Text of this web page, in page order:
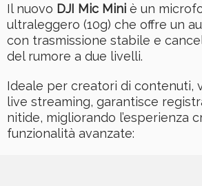
Il nuovo DJI Mic Mini è un
ultraleggero (10g) che offre un
con trasmissione stabile e
del rumore a due livelli.
Ideale per creatori di contenuti,
live streaming, garantisce
nitide, migliorando l’esperienza
funzionalità avanzate: